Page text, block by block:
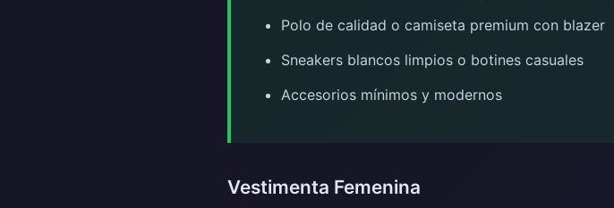
Polo de calidad o camiseta premium con blazer
Sneakers blancos limpios o botines casuales
Accesorios mínimos y modernos
Vestimenta Femenina